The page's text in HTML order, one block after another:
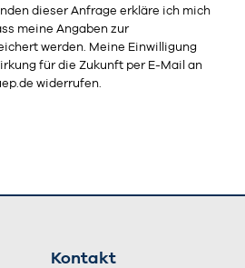
dieser Anfrage erkläre ich mich
meine Angaben zur
werden. Meine Einwilligung
für die Zukunft per E-Mail an
widerrufen.
Kontakt